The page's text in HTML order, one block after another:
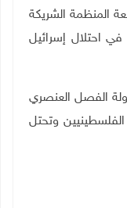
المنظمة الشريكة
في احتلال إسرائيل
الفصل العنصري
وتحتل